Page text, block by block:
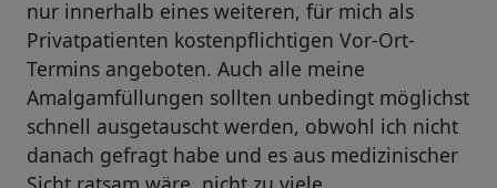
nur innerhalb eines weiteren, für mich als
Privatpatienten kostenpflichtigen Vor-Ort-
Termins angeboten. Auch alle meine
Amalgamfüllungen sollten unbedingt möglichst
schnell ausgetauscht werden, obwohl ich nicht
danach gefragt habe und es aus medizinischer